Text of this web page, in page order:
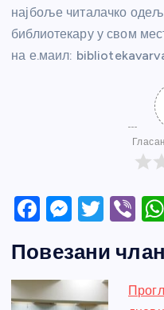
најбоље читалачко
библиотекару у свом
на е.маил:
F
c
e
M
ss
e
T
itt
er
Vi
er
Повезани